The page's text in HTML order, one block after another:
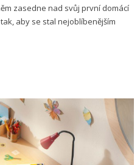
zasedne nad svůj první domácí
aby se stal nejoblíbenějším